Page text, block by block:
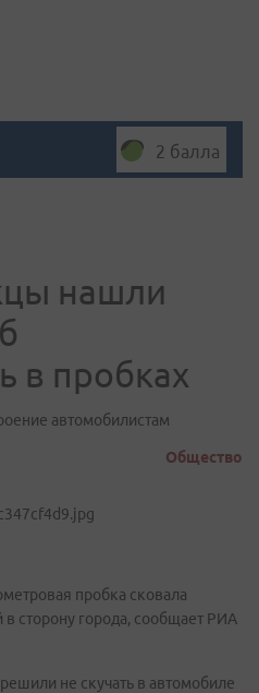
2 балла
нашли
в пробках
автомобилистам
Общество
пробка сковала
сторону города, сообщает РИА
не скучать в автомобиле